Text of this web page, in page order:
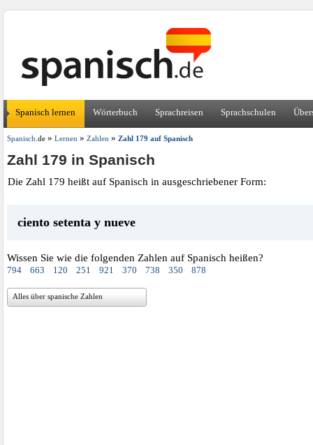
Spanisch lernen Wörterbuch Sprachreisen Sprachschulen
Spanisch .de» Lernen» Zahlen» Zahl 179 auf Spanisch
Zahl 179 in Spanisch
Die Zahl 179 heißt auf Spanisch in ausgeschriebener Form:
ciento setenta y nueve
Wissen Sie wie die folgenden Zahlen auf Spanisch heißen?
794 663 120 251 921 370 738 350 878
Alles über spanische Zahlen